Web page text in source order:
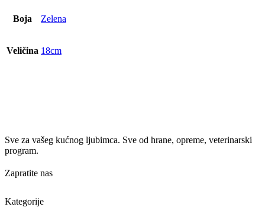
Boja Zelena
Veličina 18cm
Sve za vašeg kućnog ljubimca. Sve od hrane, opreme, veterinarski
program.
Zapratite nas
Kategorije